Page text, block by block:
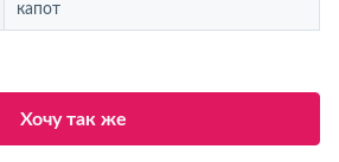
капот
Хочу так же